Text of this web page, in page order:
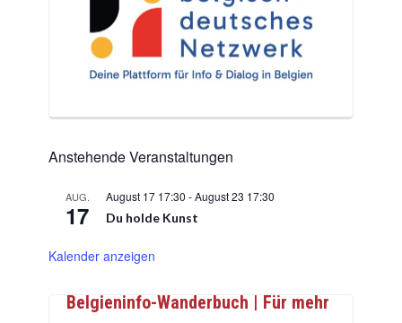
Anstehende Veranstaltungen
AUG.
17
August 17 17:30 -August 23 17:30
Du holde Kunst
Kalender anzeigen
Belgieninfo-Wanderbuch | Für mehr